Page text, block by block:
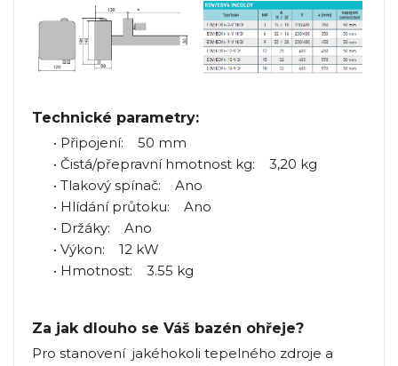
Technické parametry:
• Připojení: 50 mm
• Čistá/přepravní hmotnost kg: 3,20 kg
• Tlakový spínač: Ano
• Hlídání průtoku: Ano
• Držáky: Ano
• Výkon: 12 kW
• Hmotnost: 3.55 kg
Za jak dlouho se Váš bazén ohřeje?
Pro stanovení jakéhokoli tepelného zdroje a